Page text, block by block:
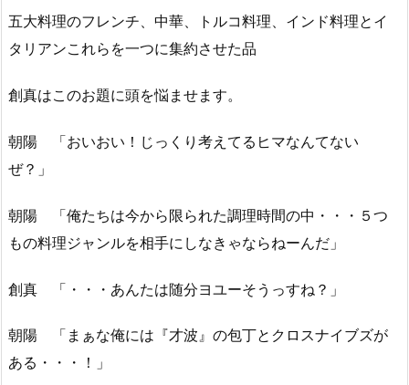
五大料理のフレンチ、中華、トルコ料理、インド料理とイ
タリアンこれらを一つに集約させた品
創真はこのお題に頭を悩ませます。
朝陽 「おいおい！じっくり考えてるヒマなんてない
ぜ？」
朝陽 「俺たちは今から限られた調理時間の中・・・５つ
もの料理ジャンルを相手にしなきゃならねーんだ」
創真 「・・・あんたは随分ヨユーそうっすね？」
朝陽 「まぁな俺には『才波』の包丁とクロスナイブズが
ある・・・！」